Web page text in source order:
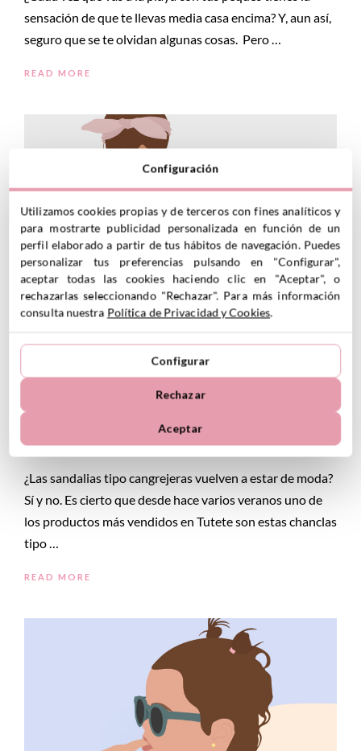
sensación de que te llevas media casa encima? Y, aun así,
seguro que se te olvidan algunas cosas. Pero …
READ MORE
¿BUSCAS CALZADO PARA EL AGUA? 5
RAZONES PARA ELEGIR CANGREJERAS
ESTE VERANO
5 junio, 2026
¿Las sandalias tipo cangrejeras vuelven a estar de moda?
Sí y no. Es cierto que desde hace varios veranos uno de
los productos más vendidos en Tutete son estas chanclas
tipo …
READ MORE
Configuración
Utilizamos cookies propias y de terceros con fines analíticos y
para mostrarte publicidad personalizada en función de un
perfil elaborado a partir de tus hábitos de navegación. Puedes
personalizar tus preferencias pulsando en "Configurar",
aceptar todas las cookies haciendo clic en "Aceptar", o
rechazarlas seleccionando "Rechazar". Para más información
consulta nuestra Política de Privacidad y Cookies.
Configurar
Rechazar
Aceptar